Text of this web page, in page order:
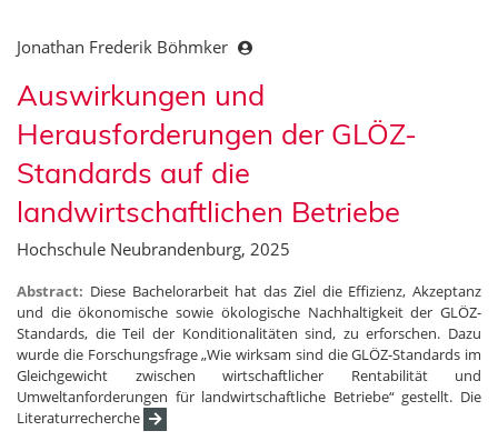
Jonathan Frederik Böhmker
Auswirkungen und
Herausforderungen der GLÖZ-
Standards auf die
landwirtschaftlichen Betriebe
Hochschule Neubrandenburg, 2025
Abstract: Diese Bachelorarbeit hat das Ziel die Effizienz, Akzeptanz
und die ökonomische sowie ökologische Nachhaltigkeit der GLÖZ-
Standards, die Teil der Konditionalitäten sind, zu erforschen. Dazu
wurde die Forschungsfrage „Wie wirksam sind die GLÖZ-Standards im
Gleichgewicht zwischen wirtschaftlicher Rentabilität und
Umweltanforderungen für landwirtschaftliche Betriebe“ gestellt. Die
Literaturrecherche